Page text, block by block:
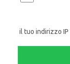
il tuo indirizzo IP